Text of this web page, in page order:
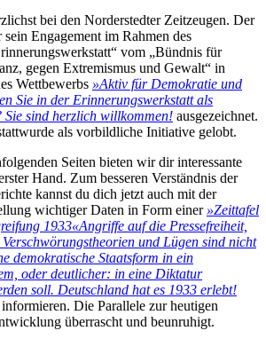
bei den Norderstedter Zeitzeugen. Der
Engagement im Rahmen des
vom „Bündnis für
gegen Extremismus und Gewalt“ in
Wettbewerbs »Aktiv für Demokratie und
Sie in der Erinnerungswerkstatt als
Sie sind herzlich willkommen! ausgezeichnet.
als vorbildliche Initiative gelobt.
Seiten bieten wir dir interessante
Hand. Zum besseren Verständnis der
kannst du dich jetzt auch mit der
wichtiger Daten in Form einer »Zeittafel
1933«Angriffe auf die Pressefreiheit,
und Lügen sind nicht
demokratische Staatsform in ein
oder deutlicher: in eine Diktatur
soll. Deutschland hat es 1933 erlebt!
Die Parallele zur heutigen
überrascht und beunruhigt.